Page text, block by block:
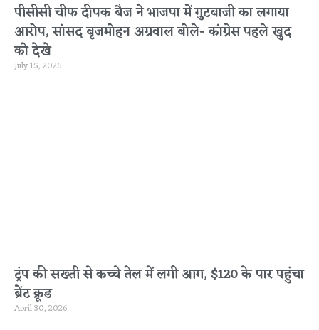
पीसीसी चीफ दीपक बैज ने भाजपा में गुटबाजी का लगाया
आरोप, सांसद बृजमोहन अग्रवाल बोले- कांग्रेस पहले खुद
को देखे
July 15, 2026
ट्रंप की सख्ती से कच्चे तेल में लगी आग, $120 के पार पहुंचा
ब्रेंट क्रूड
April 30, 2026